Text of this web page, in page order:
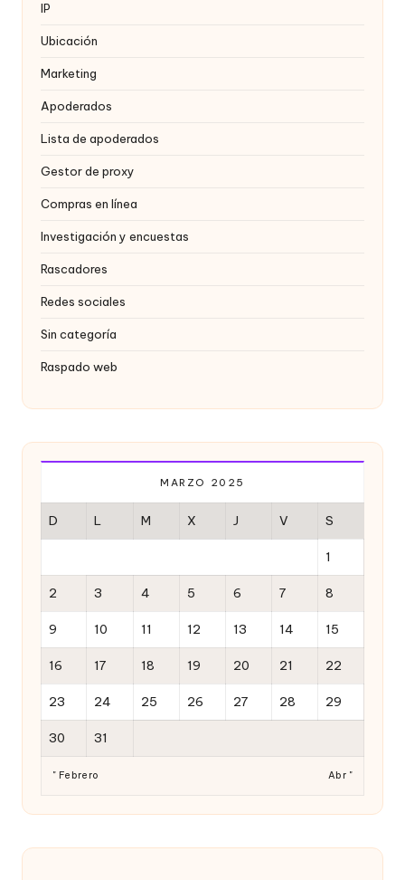
IP
Ubicación
Marketing
Apoderados
Lista de apoderados
Gestor de proxy
Compras en línea
Investigación y encuestas
Rascadores
Redes sociales
Sin categoría
Raspado web
MARZO 2025
D L M X J V S
1
2 3 4 5 6 7 8
9 10 11 12 13 14 15
16 17 18 19 20 21 22
23 24 25 26 27 28 29
30 31
" Febrero Abr "